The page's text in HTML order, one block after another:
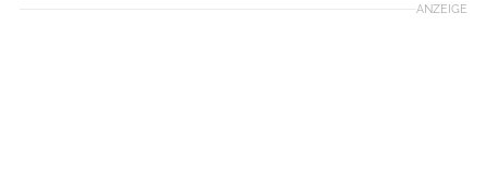
ANZEIGE